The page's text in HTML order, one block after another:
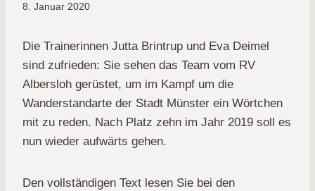
8. Januar 2020
Die Trainerinnen Jutta Brintrup und Eva Deimel
sind zufrieden: Sie sehen das Team vom RV
Albersloh gerüstet, um im Kampf um die
Wanderstandarte der Stadt Münster ein Wörtchen
mit zu reden. Nach Platz zehn im Jahr 2019 soll es
nun wieder aufwärts gehen.
Den vollständigen Text lesen Sie bei den